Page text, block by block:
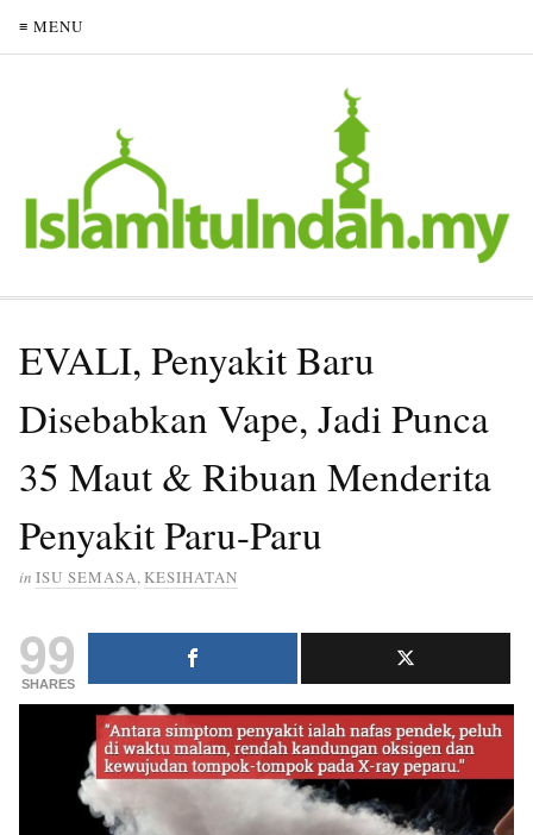
≡ MENU
EVALI, Penyakit Baru
Disebabkan Vape, Jadi Punca
35 Maut & Ribuan Menderita
Penyakit Paru-Paru
in ISU SEMASA, KESIHATAN
99
SHARES